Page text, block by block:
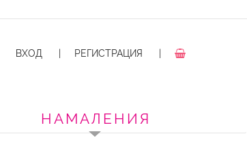
ВХОД РЕГИСТРАЦИЯ
НАМАЛЕНИЯ